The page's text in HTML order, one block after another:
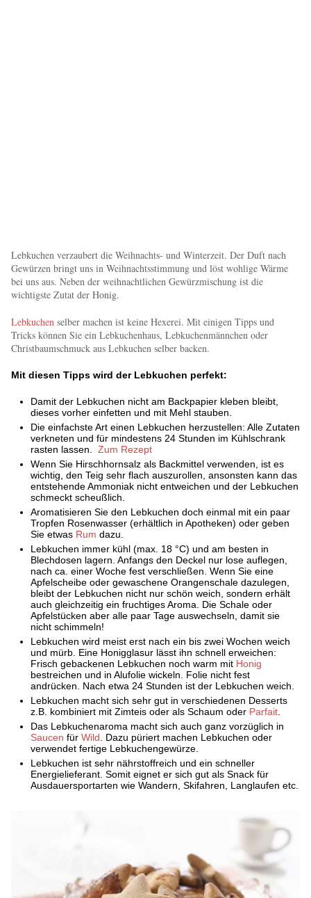
Lebkuchen verzaubert die Weihnachts- und Winterzeit. Der Duft nach
Gewürzen bringt uns in Weihnachtsstimmung und löst wohlige Wärme
bei uns aus. Neben der weihnachtlichen Gewürzmischung ist die
wichtigste Zutat der Honig.
Lebkuchen selber machen ist keine Hexerei. Mit einigen Tipps und
Tricks können Sie ein Lebkuchenhaus, Lebkuchenmännchen oder
Christbaumschmuck aus Lebkuchen selber backen.
Mit diesen Tipps wird der Lebkuchen perfekt:
Damit der Lebkuchen nicht am Backpapier kleben bleibt,
dieses vorher einfetten und mit Mehl stauben.
Die einfachste Art einen Lebkuchen herzustellen: Alle Zutaten
verkneten und für mindestens 24 Stunden im Kühlschrank
rasten lassen. Zum Rezept
Wenn Sie Hirschhornsalz als Backmittel verwenden, ist es
wichtig, den Teig sehr flach auszurollen, ansonsten kann das
entstehende Ammoniak nicht entweichen und der Lebkuchen
schmeckt scheußlich.
Aromatisieren Sie den Lebkuchen doch einmal mit ein paar
Tropfen Rosenwasser (erhältlich in Apotheken) oder geben
Sie etwas Rum dazu.
Lebkuchen immer kühl (max. 18 °C) und am besten in
Blechdosen lagern. Anfangs den Deckel nur lose auflegen,
nach ca. einer Woche fest verschließen. Wenn Sie eine
Apfelscheibe oder gewaschene Orangenschale dazulegen,
bleibt der Lebkuchen nicht nur schön weich, sondern erhält
auch gleichzeitig ein fruchtiges Aroma. Die Schale oder
Apfelstücken aber alle paar Tage auswechseln, damit sie
nicht schimmeln!
Lebkuchen wird meist erst nach ein bis zwei Wochen weich
und mürb. Eine Honigglasur lässt ihn schnell erweichen:
Frisch gebackenen Lebkuchen noch warm mit Honig
bestreichen und in Alufolie wickeln. Folie nicht fest
andrücken. Nach etwa 24 Stunden ist der Lebkuchen weich.
Lebkuchen macht sich sehr gut in verschiedenen Desserts
z.B. kombiniert mit Zimteis oder als Schaum oder Parfait.
Das Lebkuchenaroma macht sich auch ganz vorzüglich in
Saucen für Wild. Dazu püriert machen Lebkuchen oder
verwendet fertige Lebkuchengewürze.
Lebkuchen ist sehr nährstoffreich und ein schneller
Energielieferant. Somit eignet er sich gut als Snack für
Ausdauersportarten wie Wandern, Skifahren, Langlaufen etc.